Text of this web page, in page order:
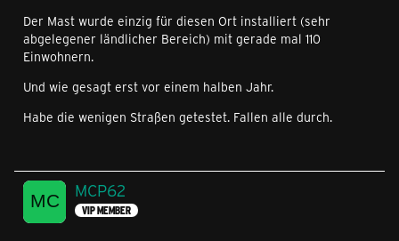
Der Mast wurde einzig für diesen Ort installiert (sehr
abgelegener ländlicher Bereich) mit gerade mal 110
Einwohnern.
Und wie gesagt erst vor einem halben Jahr.
Habe die wenigen Straßen getestet. Fallen alle durch.
MCP62
VIP MEMBER